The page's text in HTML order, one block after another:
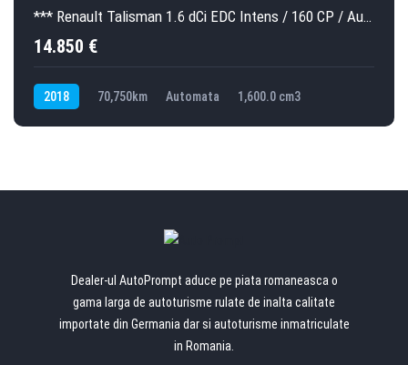
f
l
*** Renault Talisman 1.6 dCi EDC Intens / 160 CP / Automata / 70.750 km / 2018 ***
14.850 €
2018 70,750km Automata 1,600.0 cm3
Dealer-ul AutoPrompt aduce pe piata romaneasca o
gama larga de autoturisme rulate de inalta calitate
importate din Germania dar si autoturisme inmatriculate
in Romania.